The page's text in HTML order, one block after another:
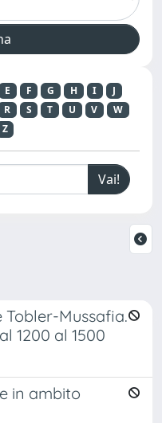
E F G H I
J
R S T U V
W
Z
Mussafia.
1200 al 1500
in ambito